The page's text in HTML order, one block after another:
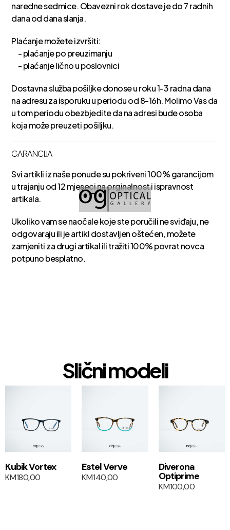
naredne sedmice. Obavezni rok dostave je do 7 radnih
dana od dana slanja.
Plaćanje možete izvršiti:
- plaćanje po preuzimanju
- plaćanje lično u poslovnici
Dostavna služba pošiljke donose u roku 1-3 radna dana
na adresu za isporuku u periodu od 8-16h. Molimo Vas da
u tom periodu obezbjedite da na adresi bude osoba
koja može preuzeti pošiljku.
GARANCIJA
Svi artikli iz naše ponude su pokriveni 100% garancijom
u trajanju od 12 mjeseci na orginalnost i ispravnost
artikala.
Ukoliko vam se naočale koje ste poručili ne sviđaju, ne
odgovaraju ili je artikl dostavljen oštećen, možete
zamjeniti za drugi artikal ili tražiti 100% povrat novca
potpuno besplatno.
Slični modeli
1+1
Kubik Vortex
KM180,00
Estel Verve
KM140,00
1+1
Diverona
Optiprime
KM100,00